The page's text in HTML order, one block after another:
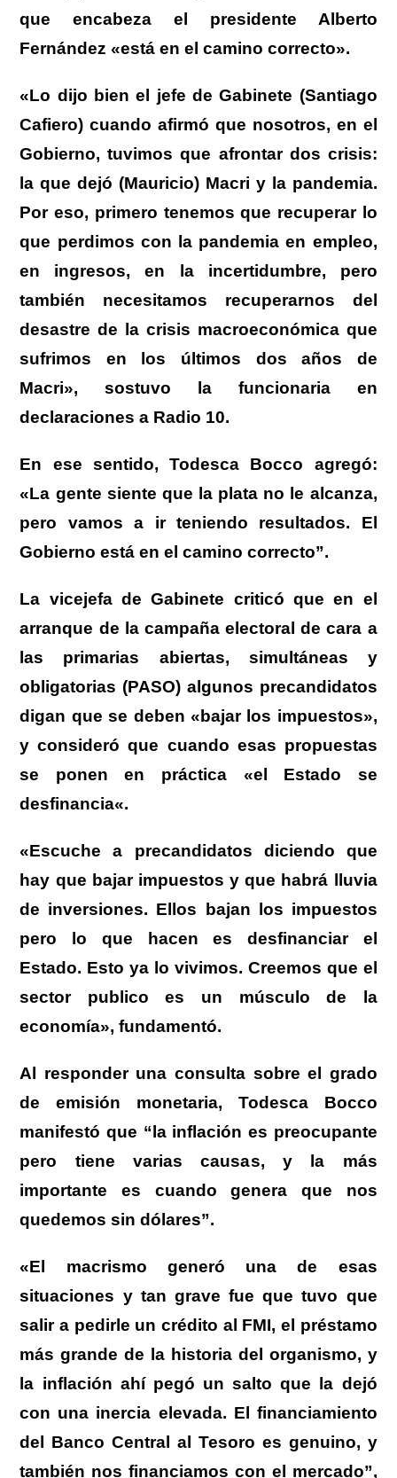
que encabeza el presidente Alberto
Fernández «está en el camino correcto».
«Lo dijo bien el jefe de Gabinete (Santiago
Cafiero) cuando afirmó que nosotros, en el
Gobierno, tuvimos que afrontar dos crisis:
la que dejó (Mauricio) Macri y la pandemia.
Por eso, primero tenemos que recuperar lo
que perdimos con la pandemia en empleo,
en ingresos, en la incertidumbre, pero
también necesitamos recuperarnos del
desastre de la crisis macroeconómica que
sufrimos en los últimos dos años de
Macri», sostuvo la funcionaria en
declaraciones a Radio 10.
En ese sentido, Todesca Bocco agregó:
«La gente siente que la plata no le alcanza,
pero vamos a ir teniendo resultados. El
Gobierno está en el camino correcto”.
La vicejefa de Gabinete criticó que en el
arranque de la campaña electoral de cara a
las primarias abiertas, simultáneas y
obligatorias (PASO) algunos precandidatos
digan que se deben «bajar los impuestos»,
y consideró que cuando esas propuestas
se ponen en práctica «el Estado se
desfinancia«.
«Escuche a precandidatos diciendo que
hay que bajar impuestos y que habrá lluvia
de inversiones. Ellos bajan los impuestos
pero lo que hacen es desfinanciar el
Estado. Esto ya lo vivimos. Creemos que el
sector publico es un músculo de la
economía», fundamentó.
Al responder una consulta sobre el grado
de emisión monetaria, Todesca Bocco
manifestó que “la inflación es preocupante
pero tiene varias causas, y la más
importante es cuando genera que nos
quedemos sin dólares”.
«El macrismo generó una de esas
situaciones y tan grave fue que tuvo que
salir a pedirle un crédito al FMI, el préstamo
más grande de la historia del organismo, y
la inflación ahí pegó un salto que la dejó
con una inercia elevada. El financiamiento
del Banco Central al Tesoro es genuino, y
también nos financiamos con el mercado”,